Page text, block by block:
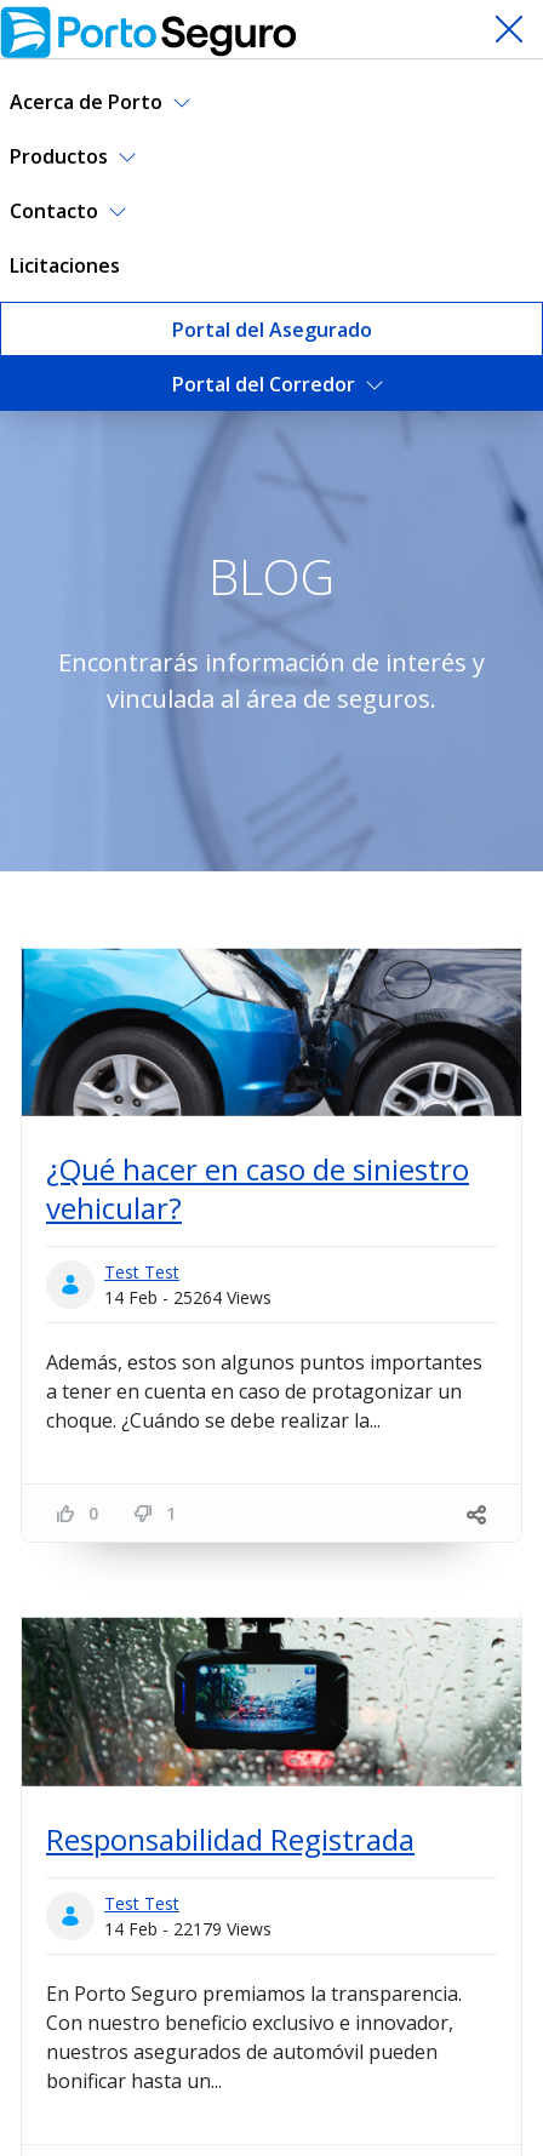
Acerca de Porto
Productos
Contacto
Licitaciones
Portal del Asegurado
Portal del Corredor
Blog | Porto Seguro Uruguay
BLOG
Encontrarás información de interés y
vinculada al área de seguros.
¿Qué hacer en caso de siniestro
vehicular?
Test Test
14 Feb - 25264 Views
Además, estos son algunos puntos importantes
a tener en cuenta en caso de protagonizar un
choque. ¿Cuándo se debe realizar la...
0 1
Responsabilidad Registrada
Test Test
14 Feb - 22179 Views
En Porto Seguro premiamos la transparencia.
Con nuestro beneficio exclusivo e innovador,
nuestros asegurados de automóvil pueden
bonificar hasta un...